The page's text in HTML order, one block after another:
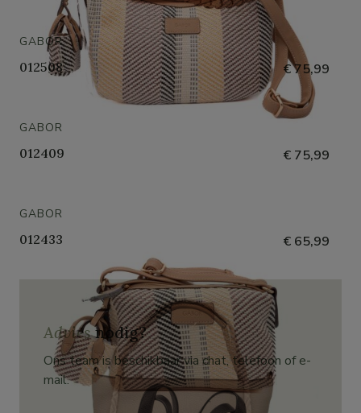
GABOR
012508 € 75,99
GABOR
012409 € 75,99
GABOR
012433 € 65,99
Adviesnodig?
Ons team is beschikbaar via chat, telefoon of e-
mail.